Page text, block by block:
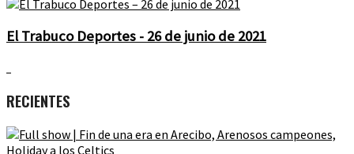
El Trabuco Deportes - 26 de junio de 2021
RECIENTES